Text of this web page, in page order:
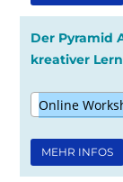
Der Pyramid
kreativer
Online
MEHR INFOS